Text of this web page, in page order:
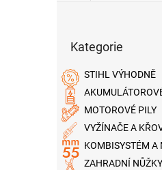
a
n
p
a
kategorie
Kategorie
STIHL VÝHODNĚ
MOTOROVÉ PILY
VYŽÍNAČE A
KOMBISYSTÉM A
ZAHRADNÍ NŮŽKY